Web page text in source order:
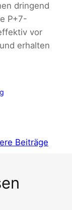
dringend
P+7-
vor
erhalten
Beiträge